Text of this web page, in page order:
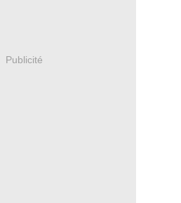
Publicité